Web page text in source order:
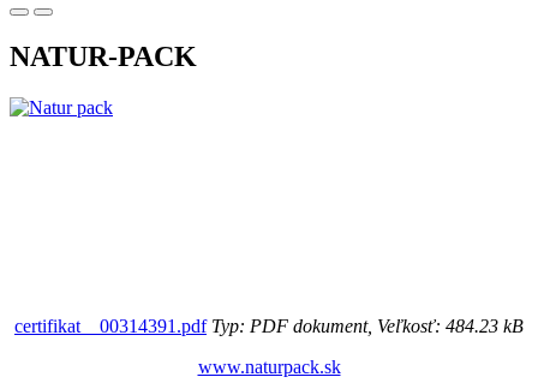
NATUR-PACK
certifikat__00314391.pdfTyp: PDF dokument, Veľkosť: 484.23 kB
www.naturpack.sk